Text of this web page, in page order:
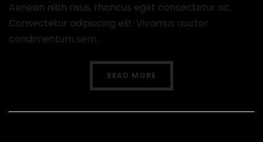
Aenean nibh risus, rhoncus eget consectetur ac.
Consectetur adipiscing elit. Vivamus auctor
condimentum sem...
READ MORE